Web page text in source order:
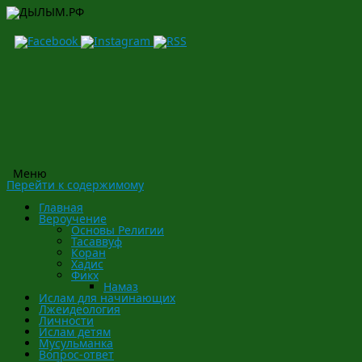
Меню
Перейти к содержимому
Главная
Вероучение
Основы Религии
Тасаввуф
Коран
Хадис
Фикх
Намаз
Ислам для начинающих
Лжеидеология
Личности
Ислам детям
Мусульманка
Вопрос-ответ